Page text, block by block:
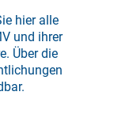
hier alle
und ihrer
Über die